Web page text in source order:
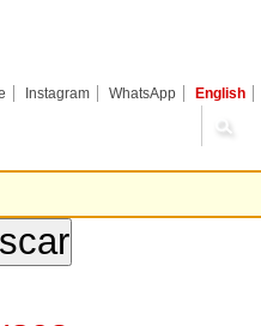
Instagram WhatsApp English